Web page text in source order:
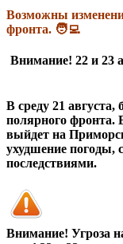
Возможны
фронта. 🧑‍💻
Внимание! 22 и 23
В среду 21
полярного фронта.
выйдет на
ухудшение
последствиями.
Внимание! Угроза